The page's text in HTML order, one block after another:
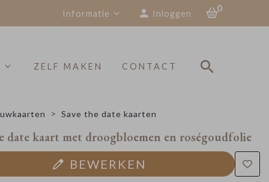
Informatie Inloggen
0
ZELF MAKEN CONTACT
Save the date kaarten
date kaart met droogbloemen en roségoudfolie
BEWERKEN